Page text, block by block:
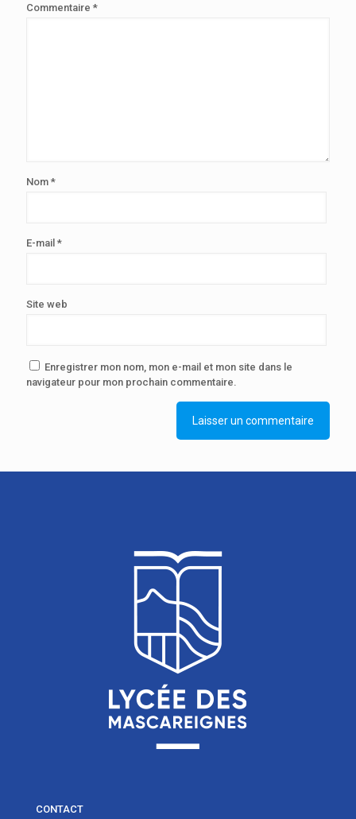
Commentaire *
Nom *
E-mail *
Site web
Enregistrer mon nom, mon e-mail et mon site dans le
navigateur pour mon prochain commentaire.
CONTACT